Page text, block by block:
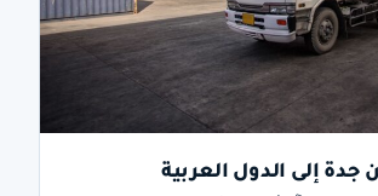
إلى الدول العربية